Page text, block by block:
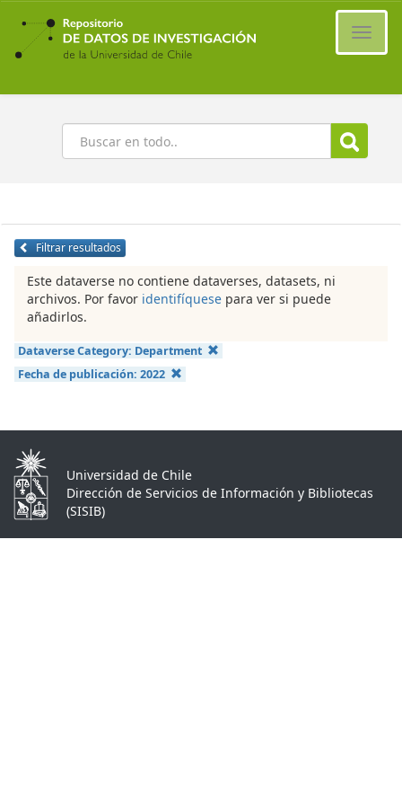
Ir
contenido
principal
Buscar
Filtrar resultados
Este dataverse no contiene dataverses, datasets, ni
archivos. Por favor identifíquese para ver si puede
añadirlos.
Dataverse Category: Department
Fecha de publicación: 2022
Universidad de Chile
Dirección de Servicios de Información y Bibliotecas
(SISIB)